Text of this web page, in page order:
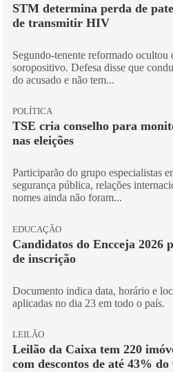
STM determina perda de
de transmitir HIV
Segundo-tenente reformado ocultou
soropositivo. Defesa disse que
do acusado e não tem...
POLÍTICA
TSE cria conselho para
nas eleições
Participarão do grupo especialistas
segurança pública, relações
nomes ainda não foram...
EDUCAÇÃO
Candidatos do Encceja 2026
de inscrição
Documento indica data, horário e
aplicadas no dia 23 em todo o país.
LEILÃO
Leilão da Caixa tem 220
com descontos de até 43%